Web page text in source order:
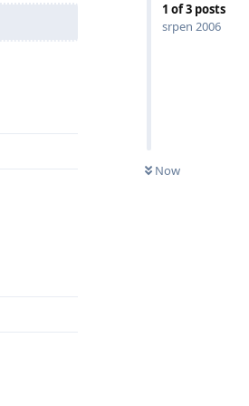
1 of3 posts
srpen 2006
Now